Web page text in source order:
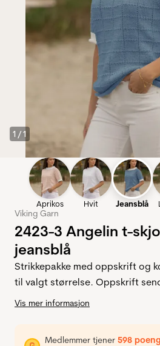
1 /1
Aprikos Hvit Jeansblå
Viking Garn
2423-3 Angelin t-
jeansblå
Strikkepakke med oppskrift og
til valgt størrelse. Oppskrift
Vis mer informasjon
Medlemmer tjener 598 poeng